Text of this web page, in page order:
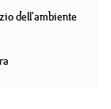
dell'ambiente